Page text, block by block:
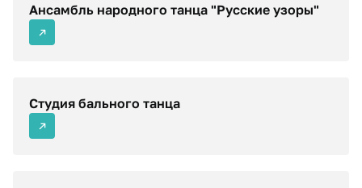
Ансамбль народного танца "Русские узоры"
Студия бального танца